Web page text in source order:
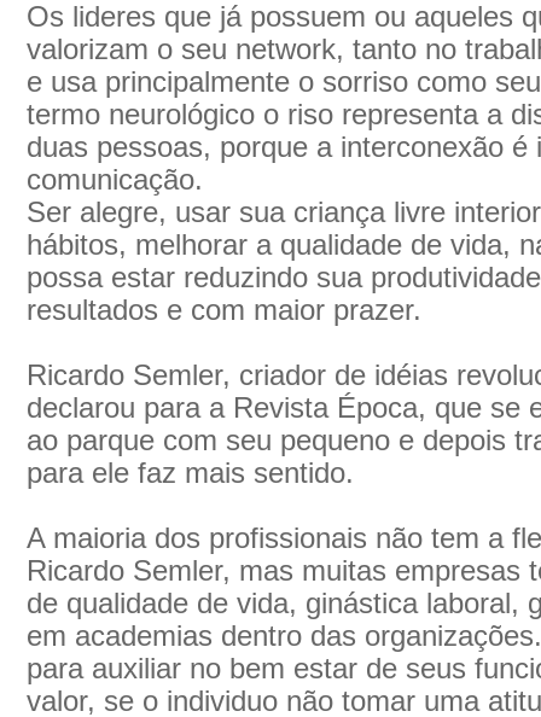
Os lideres que já possuem ou aqueles
valorizam o seu network, tanto no
e usa principalmente o sorriso como
termo neurológico o riso representa a
duas pessoas, porque a interconexão é
comunicação.
Ser alegre, usar sua criança livre
hábitos, melhorar a qualidade de vida,
possa estar reduzindo sua
resultados e com maior prazer.
Ricardo Semler, criador de idéias
declarou para a Revista Época, que se
ao parque com seu pequeno e depois
para ele faz mais sentido.
A maioria dos profissionais não tem a
Ricardo Semler, mas muitas empresas
de qualidade de vida, ginástica laboral,
em academias dentro das
para auxiliar no bem estar de seus
valor, se o individuo não tomar uma